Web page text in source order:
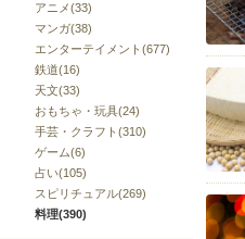
アニメ(33)
マンガ(38)
エンターテイメント(677)
鉄道(16)
天文(33)
おもちゃ・玩具(24)
手芸・クラフト(310)
ゲーム(6)
占い(105)
スピリチュアル(269)
料理(390)